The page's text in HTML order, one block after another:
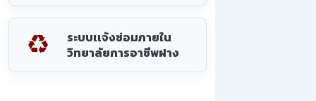
ระบบเเจ้งซ่อมภายใน
วิทยาลัยการอาชีพฝาง